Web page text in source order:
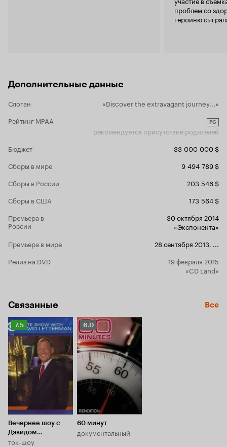
вырос. Или когда их попросту нет рядом.
детства, к
проблем со
героиню
Дополнительные данные
Слоган
«Discover the extravagant journey...»
Рейтинг MPAA
PG
рекомендуется присутствие родителей
Бюджет
33 000 000 $
Сборы в мире
9 494 789 $
Сборы в России
203 546 $
Сборы в США
173 564 $
Премьера в
России
30 октября 2014
«Экспонента»
Премьера в мире
28 сентября 2013
Релиз на DVD
19 февраля 2015
«CD Land»
Связанные Все
Рейтинг
Кинопоиска
7.5
7.5
Вечернее шоу с
Дэвидом
Леттерманом
ток-шоу
Рейтинг
Кинопоиска
6.0
6.0
60 минут
документальный